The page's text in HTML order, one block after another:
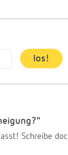
Schreibe